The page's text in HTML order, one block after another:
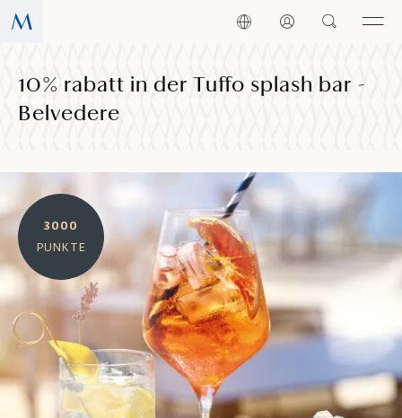
10% rabatt in der Tuffo splash bar -
Belvedere
3000
PUNKTE